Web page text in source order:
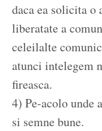
daca ea solicita o
liberatate a
celeilalte
atunci intelegem
fireasca.
4) Pe-acolo unde
si semne bune.